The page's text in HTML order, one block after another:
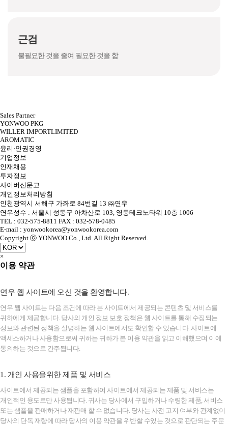
근검
불필요한 것을 줄여 필요한 것을 함
Sales Partner
YONWOO PKG
WILLER IMPORTLIMITED
AROMATIC
윤리·인권경영
기업정보
인재채용
투자정보
사이버신문고
개인정보처리방침
인천광역시 서해구 가좌로 84번길 13 ㈜연우
연우성수 : 서울시 성동구 아차산로 103, 영동테크노타워 10층 1006
TEL : 032-575-8811 FAX : 032-578-0485
E-mail : yonwookorea@yonwookorea.com
Copyright ⓒ YONWOO Co., Ltd. All Right Reserved.
×
이용 약관
연우 웹 사이트에 오신 것을 환영합니다.
연우 웹 사이트는 다음 조건에 따라 본 사이트에서 제공되는 콘텐츠 및 서비스를
귀하에게 제공합니다. 당사의 개인 정보 보호 정책은 웹 사이트를 통해 수집되는
정보와 관련된 정책을 설명하는 웹 사이트에서도 확인할 수 있습니다. 사이트에
액세스하거나 사용함으로써 귀하는 귀하가 본 이용 약관을 읽고 이해했으며 이에
동의하는 것으로 간주됩니다.
1. 개인 사용을위한 제품 및 서비스
사이트에서 제공되는 샘플을 포함하여 사이트에서 제공되는 제품 및 서비스는
개인적인 용도로만 사용됩니다. 귀사는 당사에서 구입하거나 수령한 제품, 서비스
또는 샘플을 판매하거나 재판매 할 수 없습니다. 당사는 사전 고지 여부와 관계없이
당사의 단독 재량에 따라 당사의 이용 약관을 위반할 수있는 것으로 판단되는 주문